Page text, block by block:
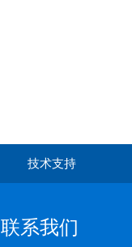
技术支持
联系我们